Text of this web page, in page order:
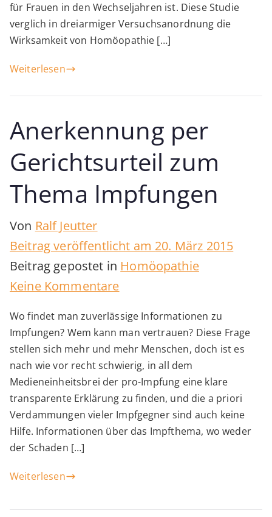
für Frauen in den Wechseljahren ist. Diese Studie
verglich in dreiarmiger Versuchsanordnung die
Wirksamkeit von Homöopathie […]
Weiterlesen
Anerkennung per
Gerichtsurteil zum
Thema Impfungen
Von Ralf Jeutter
Beitrag veröffentlicht am 20. März 2015
Beitrag gepostet in Homöopathie
Keine Kommentarezu
per
Gerichtsurteil
zum
Thema
Impfungen
Wo findet man zuverlässige Informationen zu
Impfungen? Wem kann man vertrauen? Diese Frage
stellen sich mehr und mehr Menschen, doch ist es
nach wie vor recht schwierig, in all dem
Medieneinheitsbrei der pro-Impfung eine klare
transparente Erklärung zu finden, und die a priori
Verdammungen vieler Impfgegner sind auch keine
Hilfe. Informationen über das Impfthema, wo weder
der Schaden […]
Weiterlesen